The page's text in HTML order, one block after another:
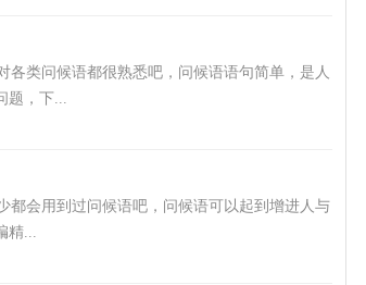
类问候语都很熟悉吧，问候语语句简单，是人
题，下...
会用到过问候语吧，问候语可以起到增进人与
精...